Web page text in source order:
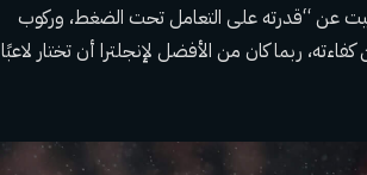
عن “قدرته على التعامل تحت الضغط، وركوب
ربما كان من الأفضل لإنجلترا أن تختار لاعبًا